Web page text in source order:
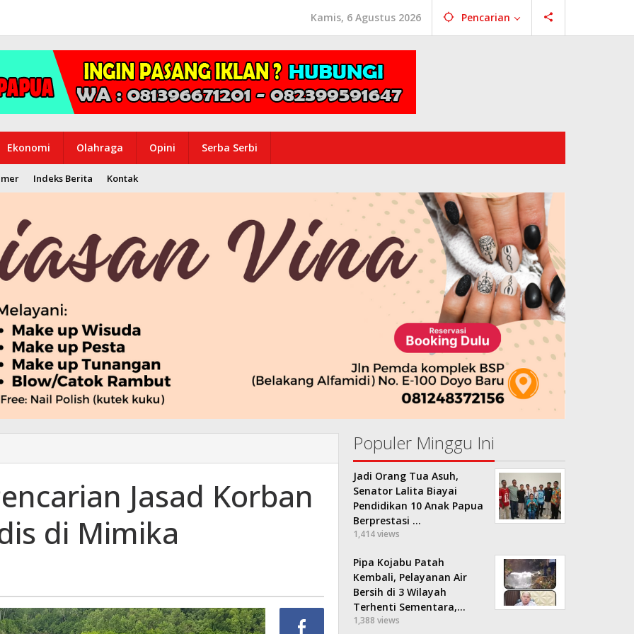
Kamis, 6 Agustus 2026 Pencarian
Ekonomi Olahraga Opini Serba Serbi
Indeks Berita Kontak
Jasad Korban
di Mimika
Populer Minggu Ini
Jadi Orang Tua Asuh,
Senator Lalita Biayai
Pendidikan 10 Anak Papua
Berprestasi …
1,414 views
Pipa Kojabu Patah
Kembali, Pelayanan Air
Bersih di 3 Wilayah
Terhenti Sementara,…
1,388 views